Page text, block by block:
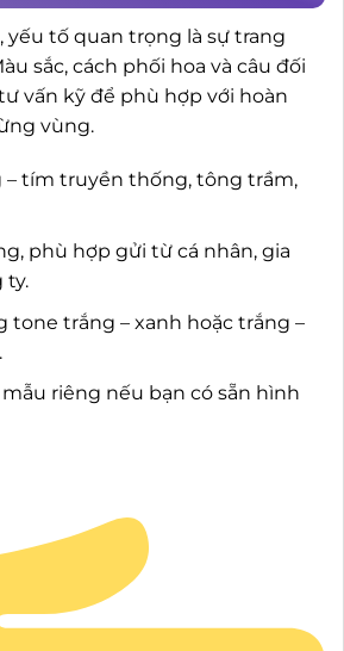
yếu tố quan trọng là sự trang
sắc, cách phối hoa và câu đối
vấn kỹ để phù hợp với hoàn
vùng.
– tím truyền thống, tông trầm,
phù hợp gửi từ cá nhân, gia
ty.
tone trắng – xanh hoặc trắng –
riêng nếu bạn có sẵn hình